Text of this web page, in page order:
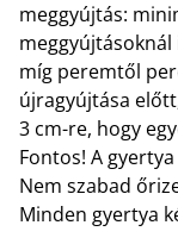
meggyújtás:
míg peremtől
újragyújtása
3 cm-re, hogy
Fontos! A
Nem szabad
Minden gyertya